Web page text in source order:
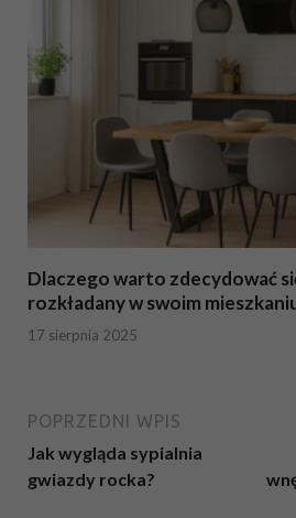
Dlaczego warto zdecydować
rozkładany w swoim
17 sierpnia 2025
POPRZEDNI WPIS
Jak wygląda sypialnia
gwiazdy rocka?